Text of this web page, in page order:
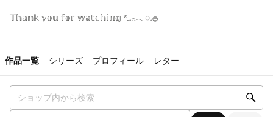
𝕋𝕙𝕒𝕟𝕜 𝕪𝕠𝕦 𝕗𝕠𝕣 𝕨𝕒𝕥𝕔𝕙𝕚𝕟𝕘 *.𓈒𓂂𓂃◌𓈒𓐍
作品一覧 シリーズ プロフィール レター